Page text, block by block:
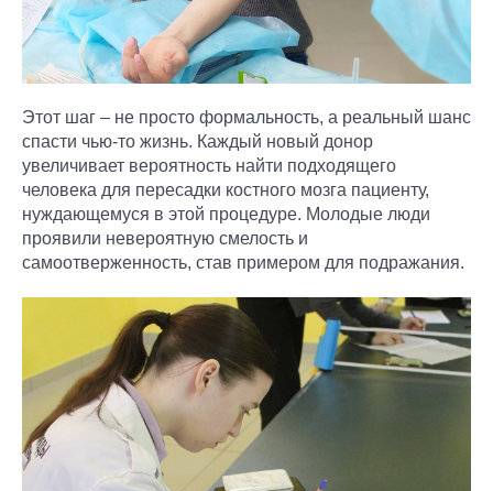
Этот шаг – не просто формальность, а реальный шанс
спасти чью-то жизнь. Каждый новый донор
увеличивает вероятность найти подходящего
человека для пересадки костного мозга пациенту,
нуждающемуся в этой процедуре. Молодые люди
проявили невероятную смелость и
самоотверженность, став примером для подражания.